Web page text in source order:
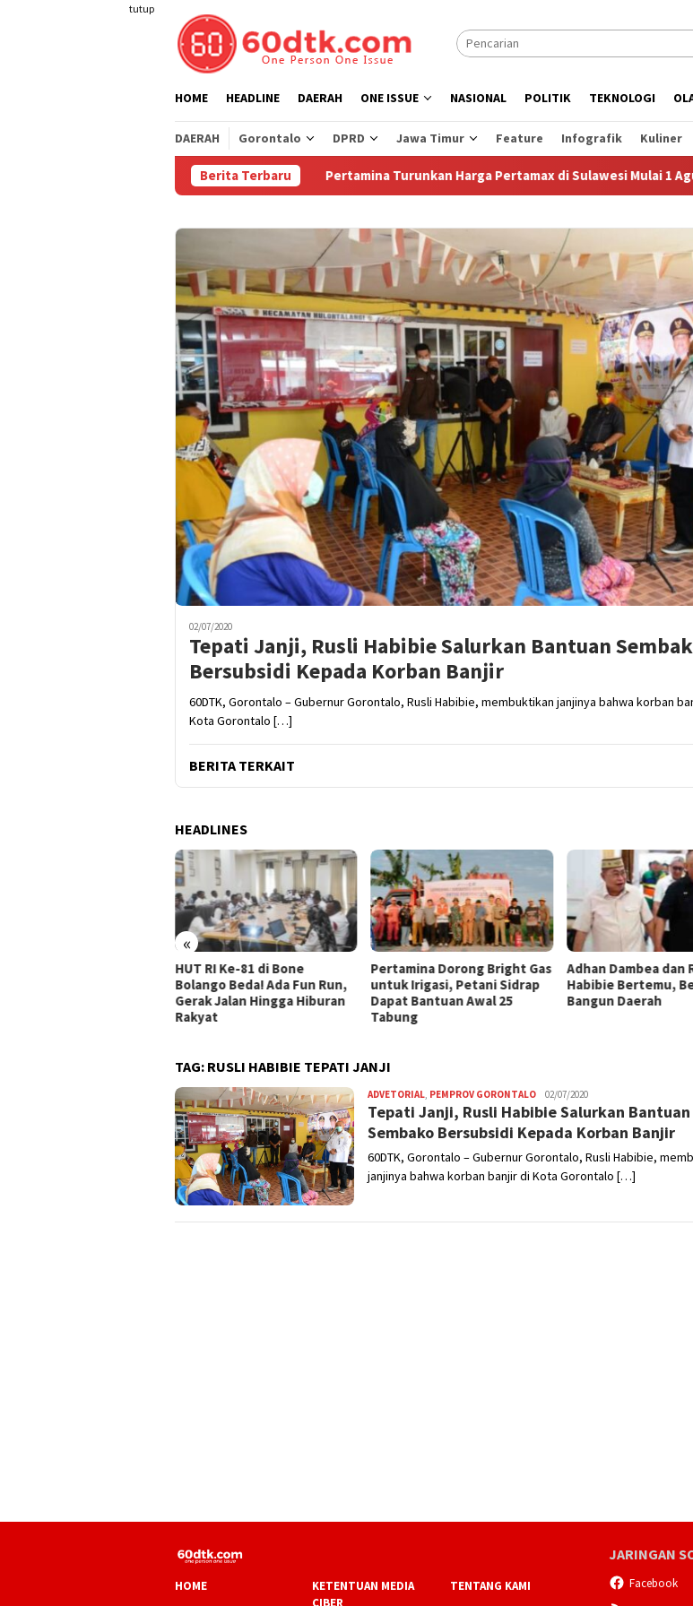
tutup
HOME HEADLINE DAERAH ONE ISSUE NASIONAL POLITIK TEKNOLOGI
DAERAH Gorontalo DPRD Jawa Timur Feature Infografik Kuliner
Berita TerbaruPertamina Turunkan Harga Pertamax di Sulawesi Mulai 1 Agustus
02/07/2020
Tepati Janji, Rusli Habibie Salurkan Bantuan
Bersubsidi Kepada Korban Banjir
60DTK, Gorontalo – Gubernur Gorontalo, Rusli Habibie, membuktikan janjinya bahwa korban
Kota Gorontalo […]
BERITA TERKAIT
HEADLINES
«
HUT RI Ke-81 di Bone
Bolango Beda! Ada Fun Run,
Gerak Jalan Hingga Hiburan
Rakyat
Pertamina Dorong Bright Gas
untuk Irigasi, Petani Sidrap
Dapat Bantuan Awal 25
Tabung
Adhan Dambea dan
Habibie Bertemu,
Bangun Daerah
TAG: RUSLI HABIBIE TEPATI JANJI
ADVETORIAL, PEMPROV GORONTALO Editor
02/07/2020
Tepati Janji, Rusli Habibie Salurkan Bantuan
Sembako Bersubsidi Kepada Korban Banjir
60DTK, Gorontalo – Gubernur Gorontalo, Rusli Habibie,
janjinya bahwa korban banjir di Kota Gorontalo […]
HOME
KETENTUAN MEDIA
TENTANG KAMI
JARINGAN
Facebook